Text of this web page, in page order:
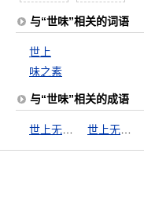
与“世味”相关的词语
世上
味之素
与“世味”相关的成语